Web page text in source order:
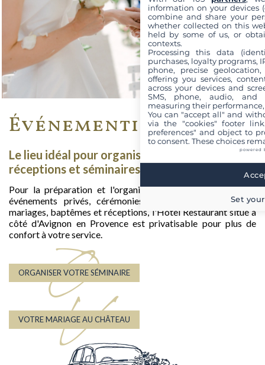
Événementiel
Le lieu idéal pour organiser vos mariages,
réceptions et séminaires
Pour la préparation et l'organisation de repas de groupe,
événements privés, cérémonies familiales ou religieuses,
mariages, baptêmes et réceptions, l'Hôtel Restaurant situé à
côté d'Avignon en Provence est privatisable pour plus de
confort à votre service.
O
ORGANISER VOTRE SÉMINAIRE
V
VOTRE MARIAGE AU CHÂTEAU
information on your devices
combine and share your
whether collected on this
held by some of us, or
contexts.
Processing this data
purchases, loyalty programs,
phone, precise
offering you services,
across your devices and
SMS, phone, audio, and
measuring their
You can "accept all" and
via the "cookies" footer link
preferences" and object to
to consent. These choices
powered
Set